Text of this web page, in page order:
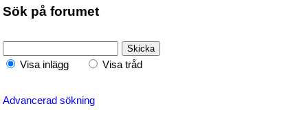
Sök på forumet
Visa inlägg Visa tråd
Advancerad sökning